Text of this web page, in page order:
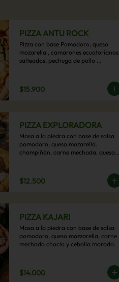
PIZZA ANTU ROCK
Pizza con base Pomodoro, queso
mozarella , camarones ecuatorianos
salteados, pechuga de pollo
casero.
$15.900
PIZZA EXPLORADORA
Masa a la piedra con base de salsa
pomodoro, queso mozarella.
champiñón, carne mechada, queso
$12.500
PIZZA KAJARI
Masa a la piedra con base de salsa
pomodoro, queso mozzarella, carne
mechada choclo y cebolla morada.
$14.000